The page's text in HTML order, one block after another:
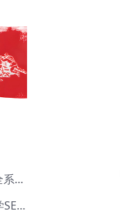
新版米课.颜Sir AI课 全系列实战教程，价值9800，跨境首选！【Ag-0052】
米课.颜Sir 三天两夜 学SEO系列教程，价值9600元，跨境人都在学 【Ag-0056】